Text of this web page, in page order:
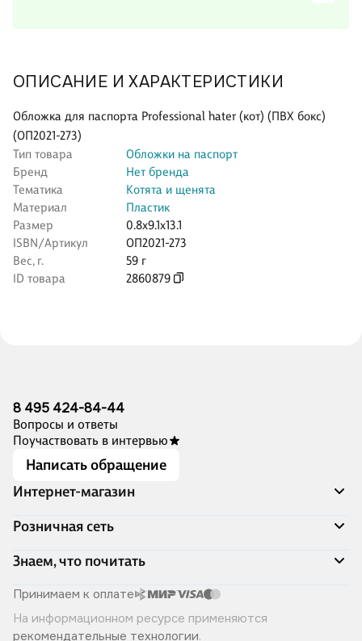
ОПИСАНИЕ И ХАРАКТЕРИСТИКИ
Обложка для паспорта Professional hater (кот) (ПВХ бокс)
(ОП2021-273)
Тип товара
Обложки на паспорт
Бренд
Нет бренда
Тематика
Котята и щенята
Материал
Пластик
Размер
0.8x9.1x13.1
ISBN/Артикул
ОП2021-273
Вес, г.
59 г
ID товара
2860879
8 495 424-84-44
Вопросы и ответы
Поучаствовать в интервью
Написать обращение
Интернет-магазин
Акции
Доставка и оплата
Программа лояльности
Подарочные сертификаты
Правила продажи
Политика конфиденциальности
Розничная сеть
Адреса магазинов
Книжный Дозор
О компании
Читай-город для бизнеса
Хотите у нас работать?
Знаем, что почитать
Скоро в продаже
Лучшие из лучших
Принимаем к оплате
На информационном ресурсе применяются
рекомендательные технологии.